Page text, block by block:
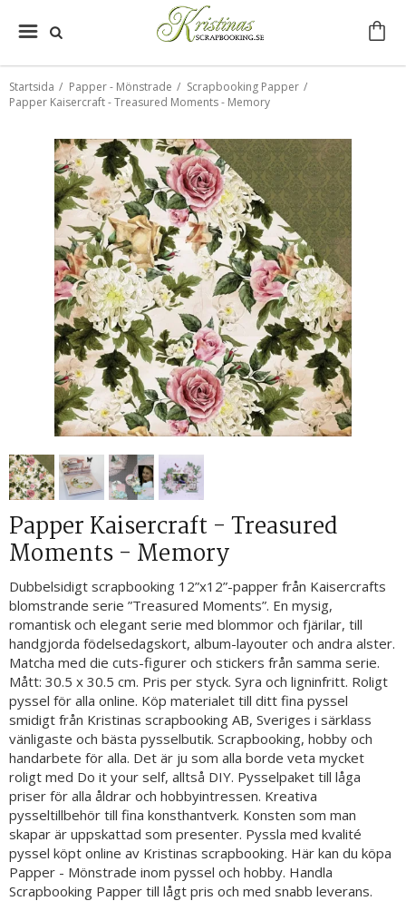
Startsida / Papper - Mönstrade / Scrapbooking Papper /
Papper Kaisercraft - Treasured Moments - Memory
Papper Kaisercraft - Treasured
Moments - Memory
Dubbelsidigt scrapbooking 12”x12”-papper från Kaisercrafts
blomstrande serie ”Treasured Moments”. En mysig,
romantisk och elegant serie med blommor och fjärilar, till
handgjorda födelsedagskort, album-layouter och andra alster.
Matcha med die cuts-figurer och stickers från samma serie.
Mått: 30.5 x 30.5 cm. Pris per styck. Syra och ligninfritt. Roligt
pyssel för alla online. Köp materialet till ditt fina pyssel
smidigt från Kristinas scrapbooking AB, Sveriges i särklass
vänligaste och bästa pysselbutik. Scrapbooking, hobby och
handarbete för alla. Det är ju som alla borde veta mycket
roligt med Do it your self, alltså DIY. Pysselpaket till låga
priser för alla åldrar och hobbyintressen. Kreativa
pysseltillbehör till fina konsthantverk. Konsten som man
skapar är uppskattad som presenter. Pyssla med kvalité
pyssel köpt online av Kristinas scrapbooking. Här kan du köpa
Papper - Mönstrade inom pyssel och hobby. Handla
Scrapbooking Papper till lågt pris och med snabb leverans.